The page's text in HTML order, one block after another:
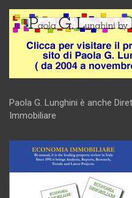
Paola G. Lunghini è anche
Immobiliare